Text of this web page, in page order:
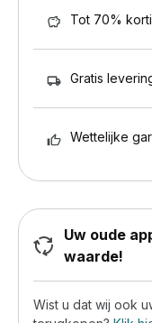
Tot 70%
Gratis
Wettelijke
Uw oude
waarde!
Wist u dat wij ook